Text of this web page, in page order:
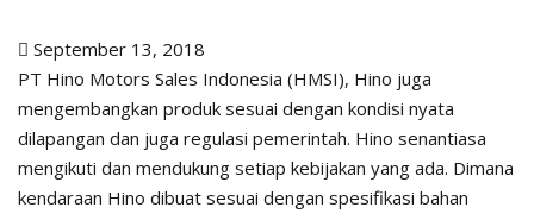
September 13, 2018
PT Hino Motors Sales Indonesia (HMSI), Hino juga
mengembangkan produk sesuai dengan kondisi nyata
dilapangan dan juga regulasi pemerintah. Hino senantiasa
mengikuti dan mendukung setiap kebijakan yang ada. Dimana
kendaraan Hino dibuat sesuai dengan spesifikasi bahan